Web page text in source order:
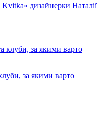
дизайнерки Наталії
за якими варто